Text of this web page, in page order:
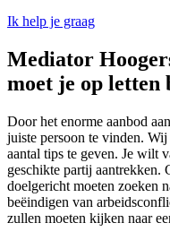
Ik help je graag
Mediator
moet je op letten
Door het enorme aanbod
juiste persoon te vinden.
aantal tips te geven. Je wilt
geschikte partij aantrekken.
doelgericht moeten zoeken
beëindigen van
zullen moeten kijken naar